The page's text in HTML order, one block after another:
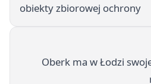
obiekty zbiorowej ochrony
Oberk ma w Łodzi